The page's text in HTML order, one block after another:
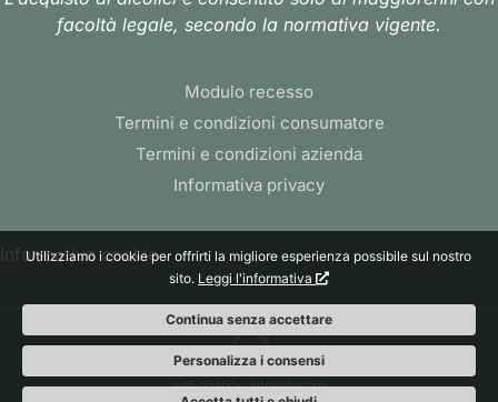
facoltà legale, secondo la normativa vigente.
Modulo recesso
Termini e condizioni consumatore
Termini e condizioni azienda
Informativa privacy
Informativa cookie
web agency: altrarete.com
Utilizziamo i cookie per offrirti la migliore esperienza possibile sul nostro
sito. Leggi l'informativa
Continua senza accettare
Personalizza i consensi